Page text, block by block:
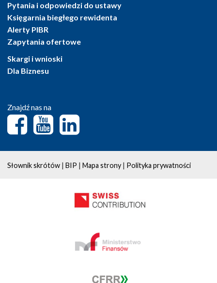
Pytania i odpowiedzi do ustawy
Księgarnia biegłego rewidenta
Alerty PIBR
Zapytania ofertowe
Skargi i wnioski
Dla Biznesu
Znajdź nas na
Słownik skrótów | BIP | Mapa strony | Polityka prywatności